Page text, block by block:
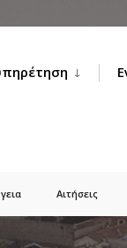
Αιτήσεις